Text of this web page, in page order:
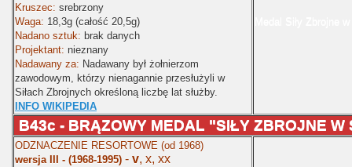
Kruszec: srebrzony
Waga: 18,3g (całość 20,5g)
Nadano sztuk: brak danych
Projektant: nieznany
Nadawany za: Nadawany był żołnierzom
zawodowym, którzy nienagannie przesłużyli w
Siłach Zbrojnych określoną liczbę lat służby.
INFO WIKIPEDIA
B43c - BRĄZOWY MEDAL "SIŁY ZBROJNE
ODZNACZENIE RESORTOWE (od 1968)
wersja III - (1968-1995) - v, x, xx